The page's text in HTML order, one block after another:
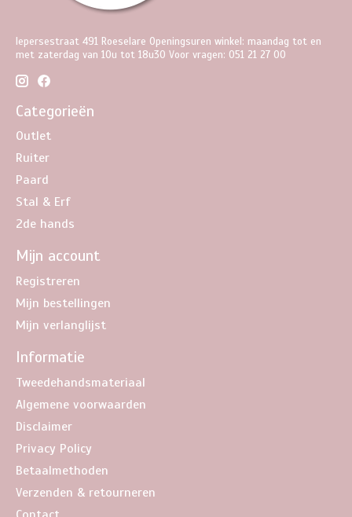
Iepersestraat 491 Roeselare Openingsuren winkel: maandag tot en
met zaterdag van 10u tot 18u30 Voor vragen: 051 21 27 00
Categorieën
Outlet
Ruiter
Paard
Stal & Erf
2de hands
Mijn account
Registreren
Mijn bestellingen
Mijn verlanglijst
Informatie
Tweedehandsmateriaal
Algemene voorwaarden
Disclaimer
Privacy Policy
Betaalmethoden
Verzenden & retourneren